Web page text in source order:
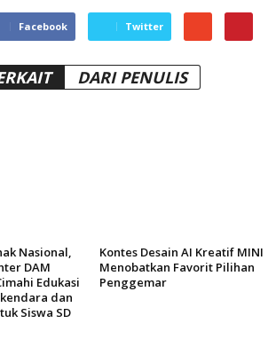
Facebook Twitter
DARI PENULIS
Nasional,
DAM
Edukasi
dan
Siswa SD
Kontes Desain AI Kreatif MINI
Menobatkan Favorit Pilihan
Penggemar